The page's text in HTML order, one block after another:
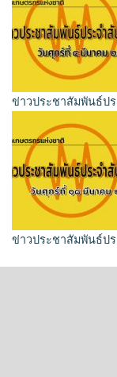
ข่าวประชาสัมพันธ์ป
ข่าวประชาสัมพันธ์ป